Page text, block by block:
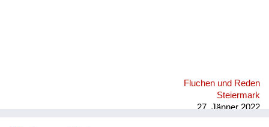
Fluchen und Reden
Steiermark
27. Jänner 2022